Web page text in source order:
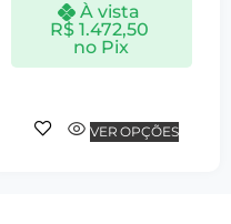
À vista
R$1.472,50
no Pix
VER OPÇÕES